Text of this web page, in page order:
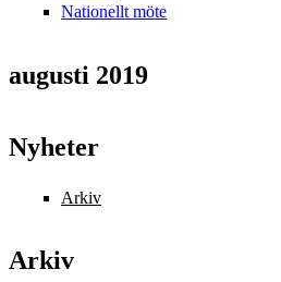
Nationellt möte
augusti 2019
Nyheter
Arkiv
Arkiv